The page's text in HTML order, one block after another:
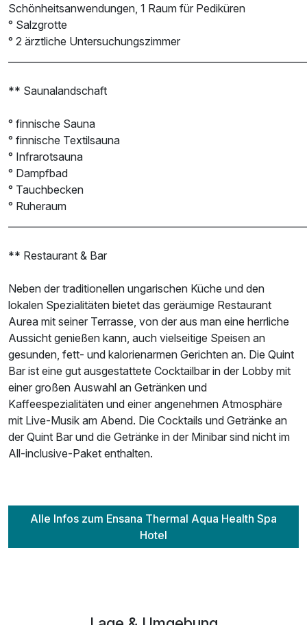
Schönheitsanwendungen, 1 Raum für Pediküren
° Salzgrotte
° 2 ärztliche Untersuchungszimmer
** Saunalandschaft
° finnische Sauna
° finnische Textilsauna
° Infrarotsauna
° Dampfbad
° Tauchbecken
° Ruheraum
** Restaurant & Bar
Neben der traditionellen ungarischen Küche und den
lokalen Spezialitäten bietet das geräumige Restaurant
Aurea mit seiner Terrasse, von der aus man eine herrliche
Aussicht genießen kann, auch vielseitige Speisen an
gesunden, fett- und kalorienarmen Gerichten an. Die Quint
Bar ist eine gut ausgestattete Cocktailbar in der Lobby mit
einer großen Auswahl an Getränken und
Kaffeespezialitäten und einer angenehmen Atmosphäre
mit Live-Musik am Abend. Die Cocktails und Getränke an
der Quint Bar und die Getränke in der Minibar sind nicht im
All-inclusive-Paket enthalten.
Alle Infos zum Ensana Thermal Aqua Health Spa
Hotel